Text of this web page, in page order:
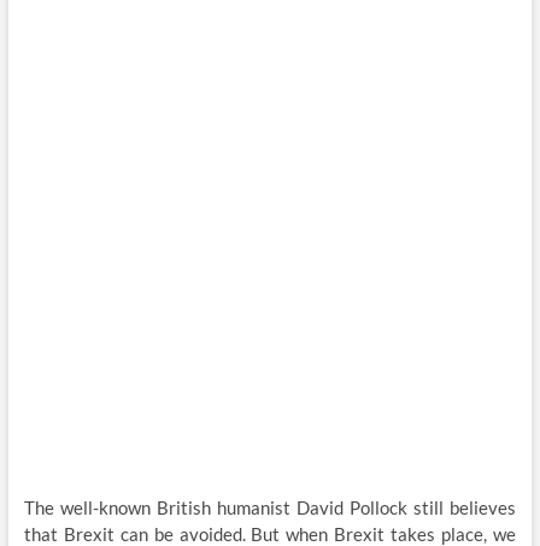
The well-known British humanist David Pollock still believes
that Brexit can be avoided. But when Brexit takes place, we